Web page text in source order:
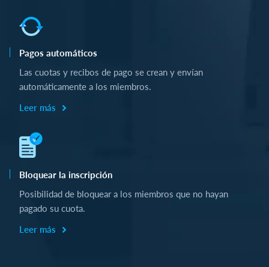
Pagos automáticos
Las cuotas y recibos de pago se crean y envían
automáticamente a los miembros.
Leer más
Bloquear la inscripción
Posibilidad de bloquear a los miembros que no hayan
pagado su cuota.
Leer más